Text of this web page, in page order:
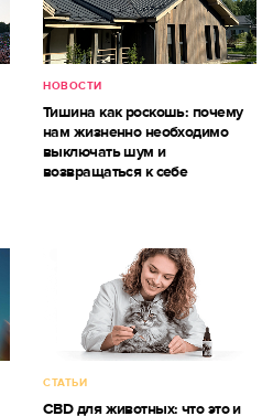
НОВОСТИ
Тишина как роскошь: почему
нам жизненно необходимо
выключать шум и
возвращаться к себе
СТАТЬИ
CBD для животных: что это и